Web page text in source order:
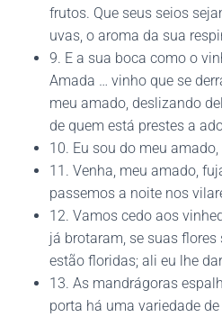
frutos. Que seus seios
uvas, o aroma da sua
9. E a sua boca como o
Amada … vinho que se
meu amado, deslizando
de quem está prestes a
10. Eu sou do meu
11. Venha, meu amado,
passemos a noite nos
12. Vamos cedo aos
já brotaram, se suas
estão floridas; ali eu lhe
13. As mandrágoras
porta há uma variedade